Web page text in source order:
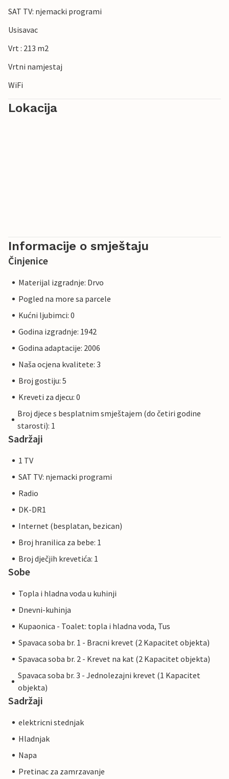
SAT TV: njemacki programi
Usisavac
Vrt : 213 m2
Vrtni namjestaj
WiFi
Lokacija
Informacije o smještaju
Činjenice
Materijal izgradnje: Drvo
Pogled na more sa parcele
Kućni ljubimci: 0
Godina izgradnje: 1942
Godina adaptacije: 2006
Naša ocjena kvalitete: 3
Broj gostiju: 5
Kreveti za djecu: 0
Broj djece s besplatnim smještajem (do četiri godine
starosti): 1
Sadržaji
1 TV
SAT TV: njemacki programi
Radio
DK-DR1
Internet (besplatan, bezican)
Broj hranilica za bebe: 1
Broj dječjih krevetića: 1
Sobe
Topla i hladna voda u kuhinji
Dnevni-kuhinja
Kupaonica - Toalet: topla i hladna voda, Tus
Spavaca soba br. 1 - Bracni krevet (2 Kapacitet objekta)
Spavaca soba br. 2 - Krevet na kat (2 Kapacitet objekta)
Spavaca soba br. 3 - Jednolezajni krevet (1 Kapacitet
objekta)
Sadržaji
elektricni stednjak
Hladnjak
Napa
Pretinac za zamrzavanje